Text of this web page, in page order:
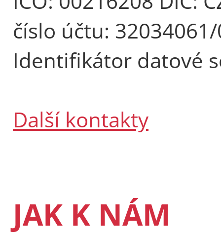
číslo účtu:
Identifikátor datové
Další kontakty
JAK K NÁM